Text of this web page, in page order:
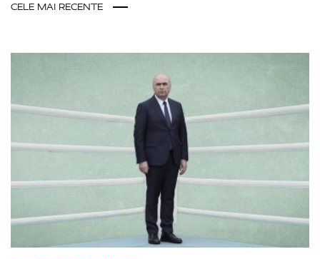
CELE MAI RECENTE